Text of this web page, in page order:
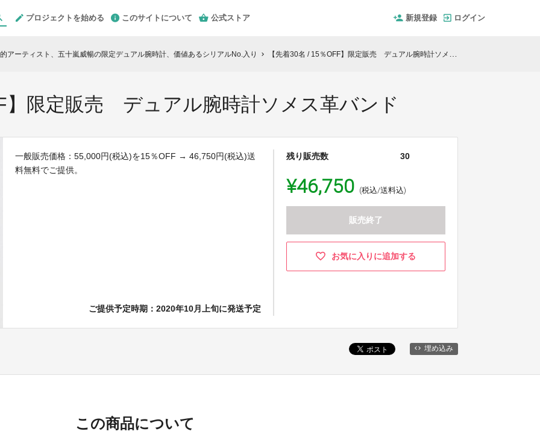
プロジェクトを始める このサイトについて 公式ストア 新規登録 ログイン
アーティスト、五十嵐威暢の限定デュアル腕時計、価値あるシリアルNo.入り chevron_right 【先着30名 / 15％OFF】限定販売 デュアル腕時計ソメス革バンド
】限定販売 デュアル腕時計ソメス革バンド
一般販売価格：55,000円(税込)を15％OFF → 46,750円(税込)送
料無料でご提供。
ご提供予定時期：2020年10月上旬に発送予定
残り販売数 30
¥46,750 (税込/送料込)
販売終了
お気に入りに追加する
埋め込み
この商品について